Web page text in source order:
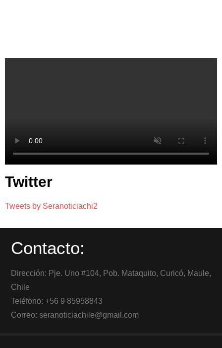
Twitter
Tweets by Seranoticiachi2
Contacto:
Dirección: Pje. Uno #104, Pob. Mataquito, Curicó, Maule,
Chile
Teléfono: +56 9 85958843
Correo: seranoticiachile@gmail.com